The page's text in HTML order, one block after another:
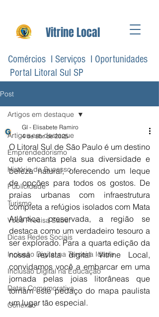
Vitrine Local
Comércios I Serviços I Oportunidades
Portal Litoral Sul SP
Post
Artigos em destaque
Emprendedorismo
História de Sucesso
Publicidade
Turismo
Você Precisa Saber
Dicas Redes Sociais
Inclusão Digital na Terceira Idade
Inclusão Digital na Educação
Datas Comemorativa
Conexão
Artigos em destaque
GI - Elisabete Ramiro
4 de abr. de 2025
O Litoral Sul de São Paulo é um destino
que encanta pela sua diversidade e
beleza natural, oferecendo um leque
de opções para todos os gostos. De
praias urbanas com infraestrutura
completa a refúgios isolados com Mata
Atlântica preservada, a região se
destaca como um verdadeiro tesouro a
ser explorado. Para a quarta edição da
nossa revista digital Vitrine Local,
convidamos você a embarcar em uma
jornada pelas joias litorâneas que
tornam este pedaço do mapa paulista
um lugar tão especial.